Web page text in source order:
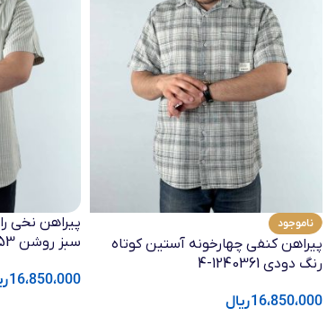
ناموجود
پیراهن کنفی چهارخونه آستین کوتاه
رنگ دودی 1240361-4
16،850،000ریال
پیراهن نخی
سبز روشن 1240353-4
16،850،000